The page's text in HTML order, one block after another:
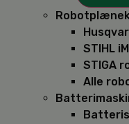
STIHL
STIGA
Alle